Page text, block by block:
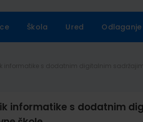
Škola Ured
informatike s dodatnim